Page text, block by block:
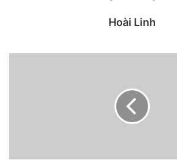
Hoài Linh